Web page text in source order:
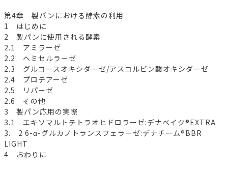
第4章 製パンにおける酵素の利用
1 はじめに
2 製パンに使用される酵素
2.1 アミラーゼ
2.2 ヘミセルラーゼ
2.3 グルコースオキシダーゼ/アスコルビン酸オキシダーゼ
2.4 プロテアーゼ
2.5 リパーゼ
2.6 その他
3 製パン応用の実際
3.1 エキソマルトテトラオヒドロラーゼ:デナベイク®EXTRA
3. 2 6-α-グルカノトランスフェラーゼ:デナチーム®BBR
LIGHT
4 おわりに